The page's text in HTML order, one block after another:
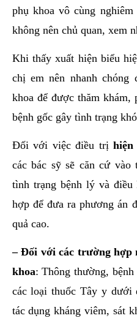
phụ khoa vô cùng
không nên chủ quan, xem
Khi thấy xuất hiện biểu
chị em nên nhanh chóng
khoa để được thăm
bệnh gốc gây tình trạng
Đối với việc điều trị hiện
các bác sỹ sẽ căn cứ vào
tình trạng bệnh lý và
hợp để đưa ra phương án
quả cao.
– Đối với các trường hợp
khoa: Thông thường, bệnh
các loại thuốc Tây y dưới
tác dụng kháng viêm, sát